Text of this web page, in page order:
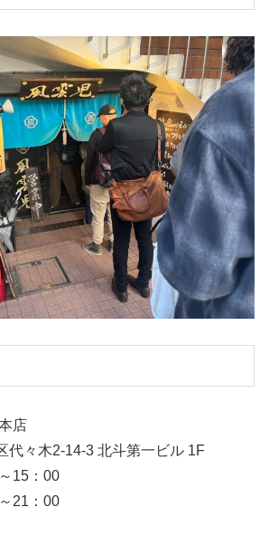
店
代々木2-14-3 北斗第一ビル 1F
15：00
：00